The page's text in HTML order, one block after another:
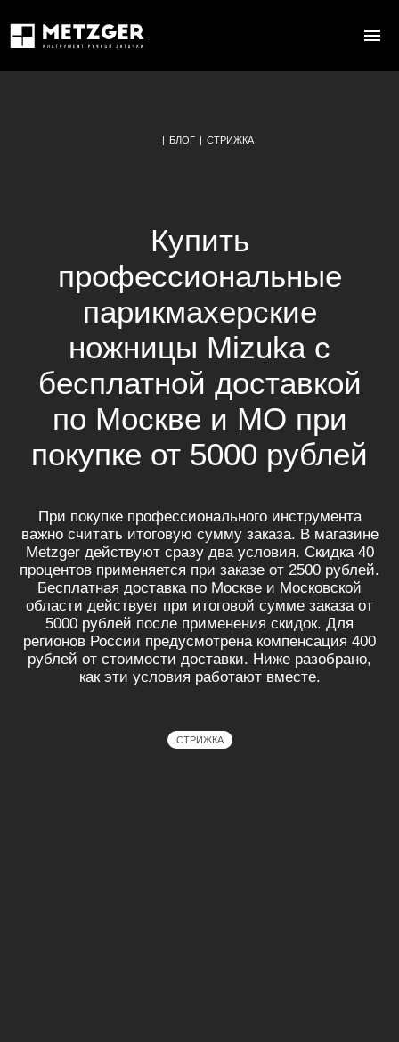
| БЛОГ | СТРИЖКА
Купить
профессиональные
парикмахерские
ножницы Mizuka с
бесплатной доставкой
по Москве и МО при
покупке от 5000 рублей
При покупке профессионального инструмента
важно считать итоговую сумму заказа. В магазине
Metzger действуют сразу два условия. Скидка 40
процентов применяется при заказе от 2500 рублей.
Бесплатная доставка по Москве и Московской
области действует при итоговой сумме заказа от
5000 рублей после применения скидок. Для
регионов России предусмотрена компенсация 400
рублей от стоимости доставки. Ниже разобрано,
как эти условия работают вместе.
СТРИЖКА